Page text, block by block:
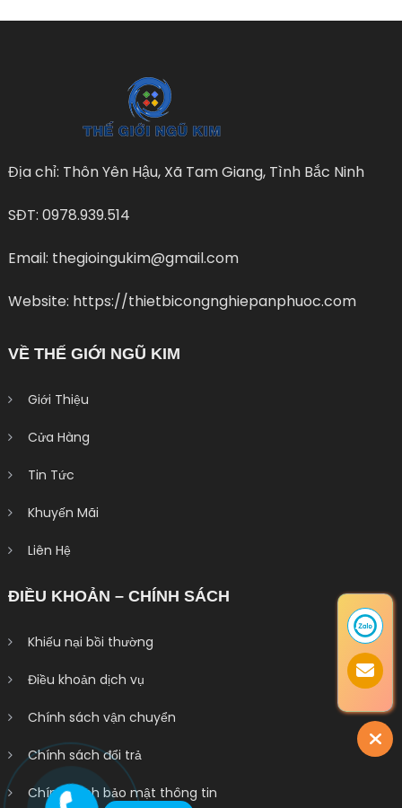
Địa chỉ: Thôn Yên Hậu, Xã Tam Giang, Tình Bắc Ninh
SĐT: 0978.939.514
Email: thegioingukim@gmail.com
Website: https://thietbicongnghiepanphuoc.com
VỀ THẾ GIỚI NGŨ KIM
Giới Thiệu
Cửa Hàng
Tin Tức
Khuyến Mãi
Liên Hệ
ĐIỀU KHOẢN – CHÍNH SÁCH
Khiếu nại bồi thường
Điều khoản dịch vụ
Chính sách vận chuyển
Chính sách đổi trả
Chính sách bảo mật thông tin